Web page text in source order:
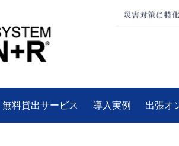
無料貸出サービス 導入実例 出張オ